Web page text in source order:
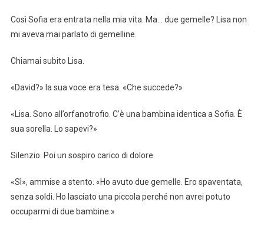
Così Sofia era entrata nella mia vita. Ma… due gemelle? Lisa non
mi aveva mai parlato di gemelline.
Chiamai subito Lisa.
«David?» la sua voce era tesa. «Che succede?»
«Lisa. Sono all’orfanotrofio. C’è una bambina identica a Sofia. È
sua sorella. Lo sapevi?»
Silenzio. Poi un sospiro carico di dolore.
«Sì», ammise a stento. «Ho avuto due gemelle. Ero spaventata,
senza soldi. Ho lasciato una piccola perché non avrei potuto
occuparmi di due bambine.»